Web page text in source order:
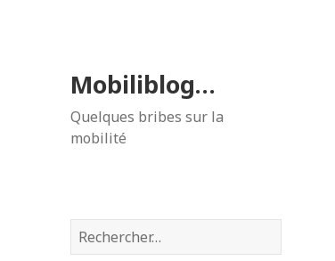
Mobiliblog…
Quelques bribes sur la
mobilité
Rechercher :